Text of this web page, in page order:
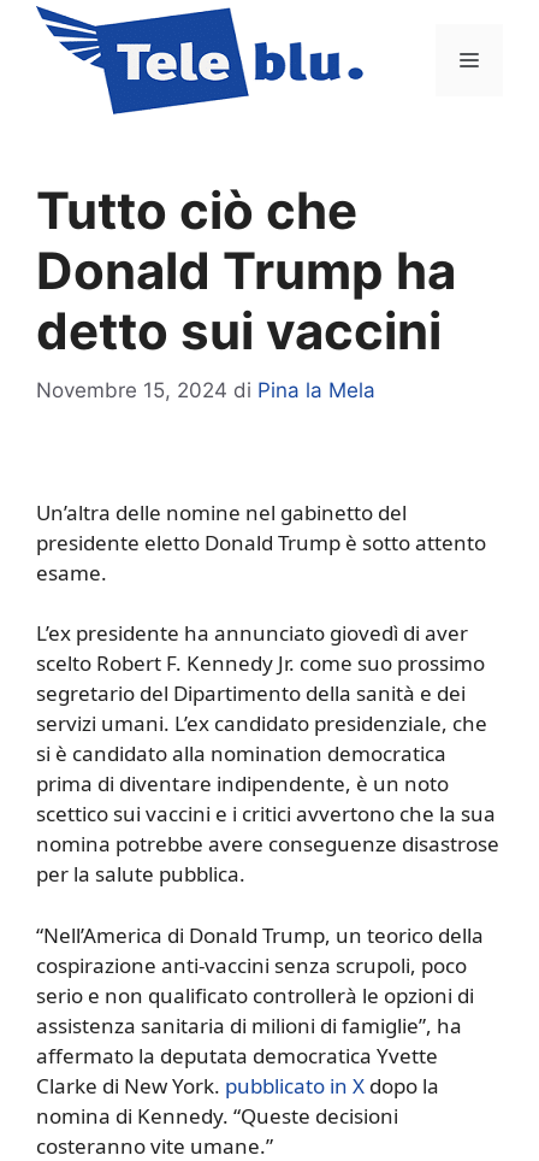
contenuto
Menu
Tutto ciò che
Donald Trump ha
detto sui vaccini
Novembre 15, 2024 di Pina la Mela
Un’altra delle nomine nel gabinetto del
presidente eletto Donald Trump è sotto attento
esame.
L’ex presidente ha annunciato giovedì di aver
scelto Robert F. Kennedy Jr. come suo prossimo
segretario del Dipartimento della sanità e dei
servizi umani. L’ex candidato presidenziale, che
si è candidato alla nomination democratica
prima di diventare indipendente, è un noto
scettico sui vaccini e i critici avvertono che la sua
nomina potrebbe avere conseguenze disastrose
per la salute pubblica.
“Nell’America di Donald Trump, un teorico della
cospirazione anti-vaccini senza scrupoli, poco
serio e non qualificato controllerà le opzioni di
assistenza sanitaria di milioni di famiglie”, ha
affermato la deputata democratica Yvette
Clarke di New York. pubblicato in X dopo la
nomina di Kennedy. “Queste decisioni
costeranno vite umane.”